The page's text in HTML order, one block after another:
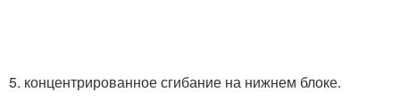
5. концентрированное сгибание на нижнем блоке.